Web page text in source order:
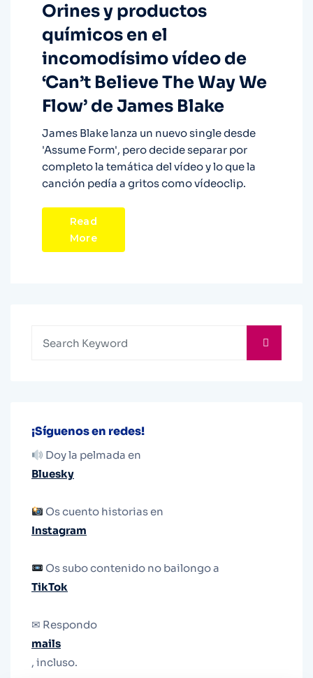
Orines y productos
químicos en el
incomodísimo vídeo de
‘Can’t Believe The Way We
Flow’ de James Blake
James Blake lanza un nuevo single desde
'Assume Form', pero decide separar por
completo la temática del vídeo y lo que la
canción pedía a gritos como vídeoclip.
Read
More
¡Síguenos en redes!
Doy la pelmada en
Bluesky
Os cuento historias en
Instagram
Os subo contenido no bailongo a
TikTok
✉ Respondo
mails
, incluso.